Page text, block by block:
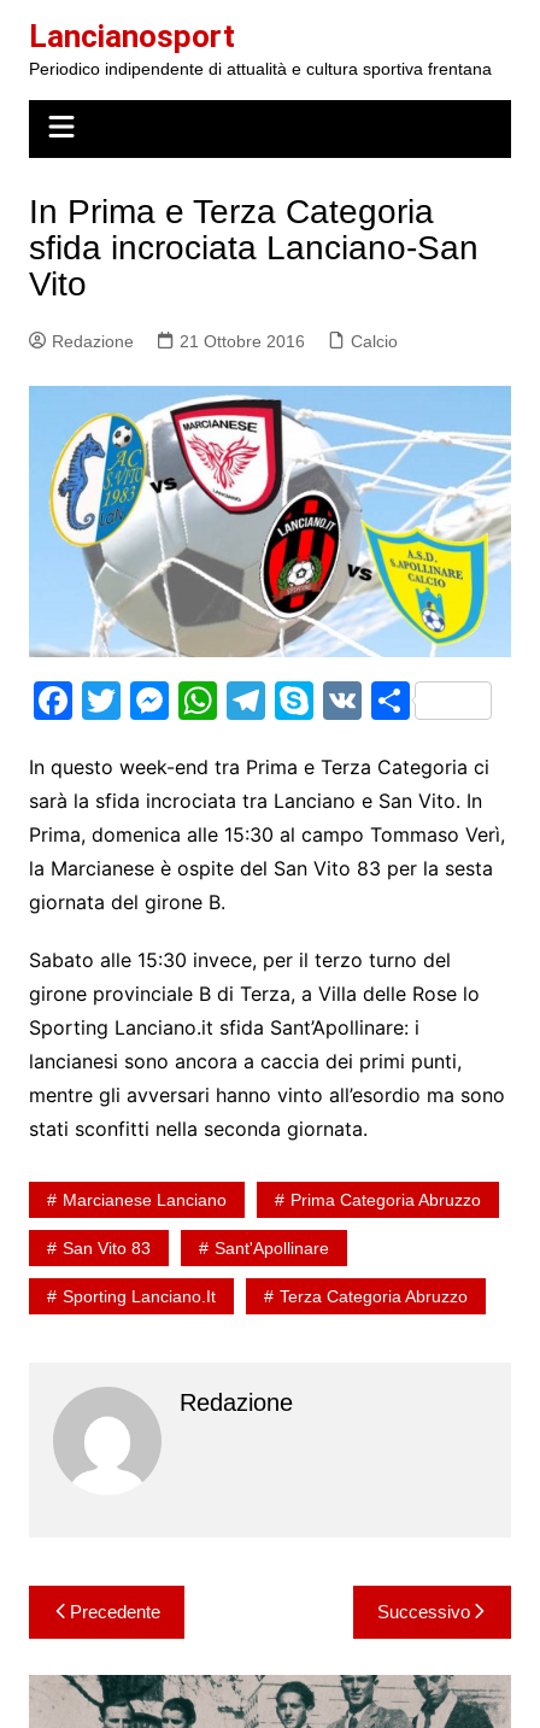
contenuto
Lancianosport
Periodico indipendente di attualità e cultura sportiva frentana
In Prima e Terza Categoria
sfida incrociata Lanciano-San
Vito
Redazione 21 Ottobre 2016 Calcio
F
c
e
b
o
k
T
itt
er
M
s
s
e
n
er
W
at
s
A
p
T
e
gr
a
m
S
y
p
e
V S
ar
e
In questo week-end tra Prima e Terza Categoria ci
sarà la sfida incrociata tra Lanciano e San Vito. In
Prima, domenica alle 15:30 al campo Tommaso Verì,
la Marcianese è ospite del San Vito 83 per la sesta
giornata del girone B.
Sabato alle 15:30 invece, per il terzo turno del
girone provinciale B di Terza, a Villa delle Rose lo
Sporting Lanciano.it sfida Sant’Apollinare: i
lancianesi sono ancora a caccia dei primi punti,
mentre gli avversari hanno vinto all’esordio ma sono
stati sconfitti nella seconda giornata.
Marcianese Lanciano Prima Categoria Abruzzo
San Vito 83 Sant'Apollinare
Sporting Lanciano.it Terza Categoria Abruzzo
Redazione
Navigazione
articoli
Precedente Successivo